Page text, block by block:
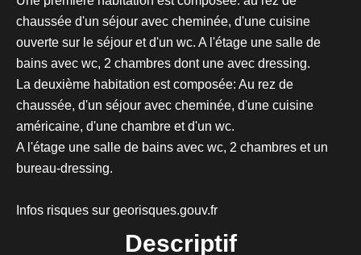
chaussée d'un séjour avec cheminée, d'une cuisine
ouverte sur le séjour et d'un wc. A l'étage une salle de
bains avec wc, 2 chambres dont une avec dressing.
La deuxième habitation est composée: Au rez de
chaussée, d'un séjour avec cheminée, d'une cuisine
américaine, d'une chambre et d'un wc.
A l'étage une salle de bains avec wc, 2 chambres et un
bureau-dressing.
Infos risques sur georisques.gouv.fr
Descriptif